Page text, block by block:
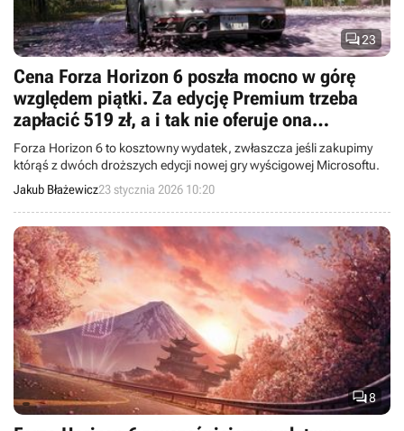
23
Cena Forza Horizon 6 poszła mocno w górę
względem piątki. Za edycję Premium trzeba
zapłacić 519 zł, a i tak nie oferuje ona
wszystkiego
Forza Horizon 6 to kosztowny wydatek, zwłaszcza jeśli zakupimy
którąś z dwóch droższych edycji nowej gry wyścigowej Microsoftu.
Jakub Błażewicz23 stycznia 2026 10:20
8